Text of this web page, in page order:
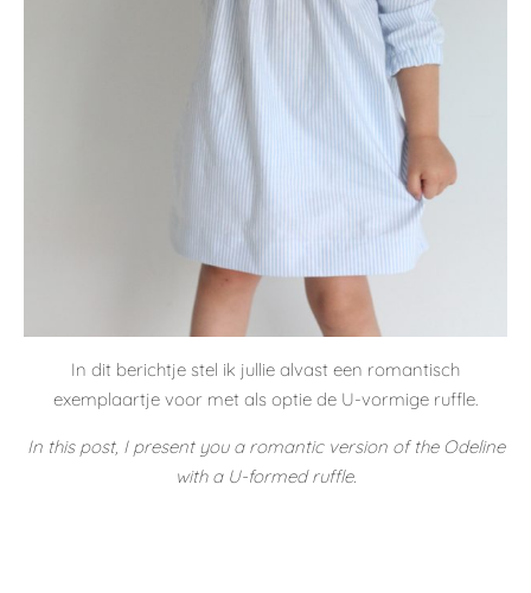
In dit berichtje stel ik jullie alvast een romantisch
exemplaartje voor met als optie de U-vormige ruffle.
In this post, I present you a romantic version of the Odeline
with a U-formed ruffle.